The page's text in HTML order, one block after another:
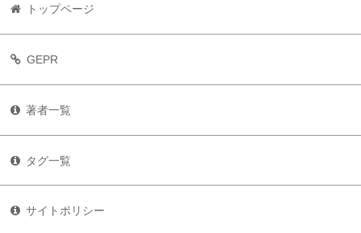
トップページ
GEPR
著者一覧
タグ一覧
サイトポリシー